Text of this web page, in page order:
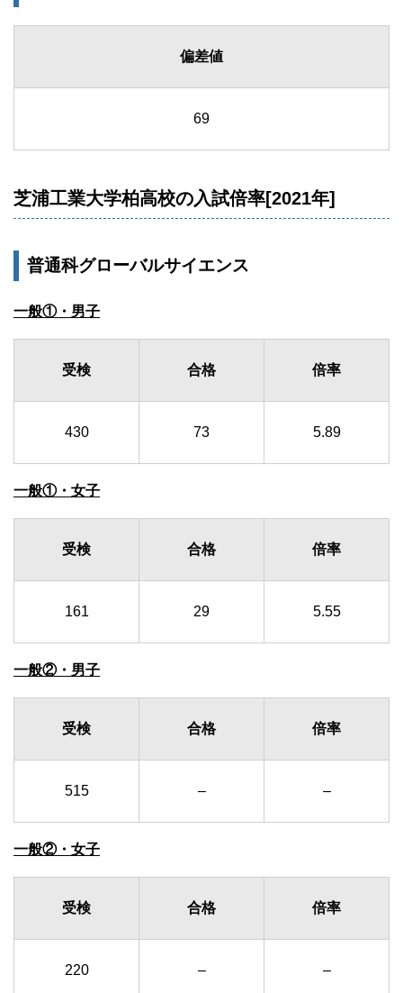
偏差値
69
芝浦工業大学柏高校の入試倍率[2021年]
普通科グローバルサイエンス
一般①・男子
受検 合格 倍率
430 73 5.89
一般①・女子
受検 合格 倍率
161 29 5.55
一般②・男子
受検 合格 倍率
515 – –
一般②・女子
受検 合格 倍率
220 – –